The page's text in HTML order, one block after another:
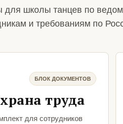
для школы танцев по
и требованиям по
БЛОК ДОКУМЕНТОВ
труда
для сотрудников